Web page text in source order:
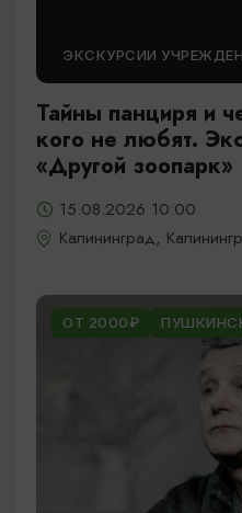
ЭКСКУРСИИ
Тайны панциря и
кого не любят.
«Другой зоопарк»
15.08.2026 10:00
Калининград,
ОТ 2000₽